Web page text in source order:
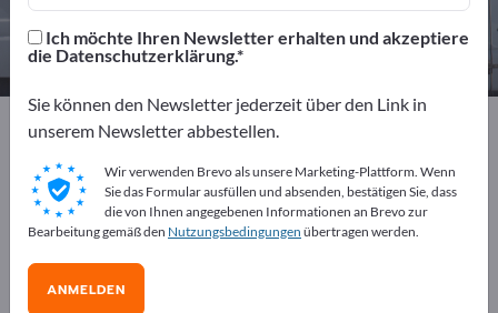
17
Exportpages Fahrzeuge Kraftfahrzeugteile
Kostenlos inserieren auf
Exportpages!
Geschäftskontakte>> hier starten
Ich möchte Ihren Newsletter erhalten und akzeptiere
die Datenschutzerklärung.
Sie können den Newsletter jederzeit über den Link in
unserem Newsletter abbestellen.
Wir verwenden Brevo als unsere Marketing-Plattform. Wenn
Sie das Formular ausfüllen und absenden, bestätigen Sie, dass
die von Ihnen angegebenen Informationen an Brevo zur
Bearbeitung gemäß den Nutzungsbedingungen übertragen werden.
ANMELDEN